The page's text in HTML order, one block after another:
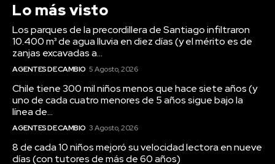
Lo más visto
Los parques de la precordillera de Santiago infiltraron
10.400 m³ de agua lluvia en diez días (y el mérito es de
zanjas excavadas a...
AGENTES DE CAMBIO 5 Agosto, 2026
Chile tiene 300 mil niños menos que hace siete años (y
uno de cada cuatro menores de 5 años sigue bajo la
línea de...
AGENTES DE CAMBIO 3 Agosto, 2026
8 de cada 10 niños mejoró su velocidad lectora en nueve
días (con tutores de más de 60 años)